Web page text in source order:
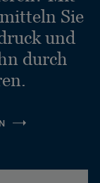
Sie
und
durch